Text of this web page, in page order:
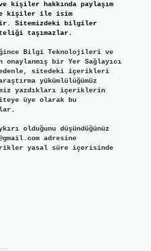
kişiler hakkında paylaşım
ve kişiler ile isim
Sitemizdeki bilgiler
taşımazlar.
Bilgi Teknolojileri ve
bir Yer Sağlayıcı
sitedeki içerikleri
yükümlülüğümüz
yazdıkları içeriklerin
üye olarak bu
olduğunu düşündüğünüz
adresine
yasal süre içerisinde